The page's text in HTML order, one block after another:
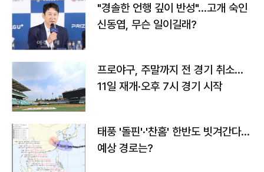
"경솔한 언행 깊이 반성"…고개 숙인
신동엽, 무슨 일이길래?
프로야구, 주말까지 전 경기 취소…
11일 재개·오후 7시 경기 시작
태풍 '돌핀'·'찬홈' 한반도 빗겨간다…
예상 경로는?